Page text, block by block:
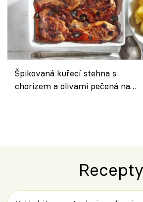
Špikovaná kuřecí stehna s
chorizem a olivami pečená na
Recepty